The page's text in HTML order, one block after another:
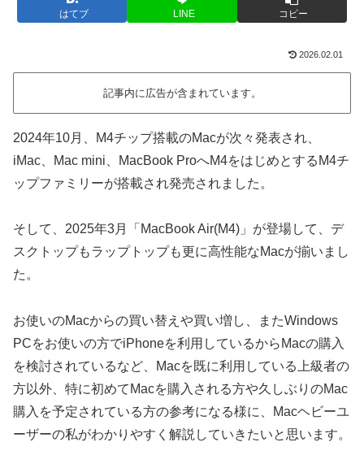
はてブ LINE コピー
2026.02.01
記事内に広告が含まれています。
2024年10月、M4チップ搭載のMacが次々発表され、
iMac、Mac mini、MacBook ProへM4をはじめとするM4チ
ップファミリーが搭載され発売されました。
そして、2025年3月「MacBook Air(M4)」が登場して、デ
スクトップもラップトップも更に高性能なMacが揃いまし
た。
お使いのMacからの買い替えや買い増し、またWindows
PCをお使いの方でiPhoneを利用しているからMacの購入
を検討されているなど、Macを既に利用している上級者の
方以外、特に初めてMacを購入される方や久しぶりのMac
購入を予定されている方の参考になる様に、Macヘビーユ
ーザーの私がわかりやすく解説していきたいと思います。